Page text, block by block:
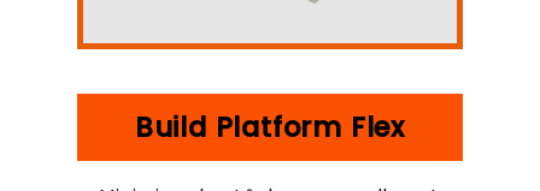
Build Platform Flex